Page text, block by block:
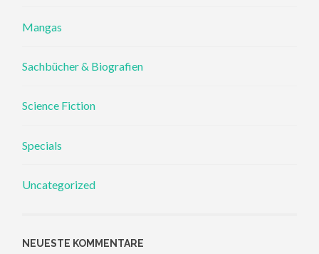
Mangas
Sachbücher & Biografien
Science Fiction
Specials
Uncategorized
NEUESTE KOMMENTARE